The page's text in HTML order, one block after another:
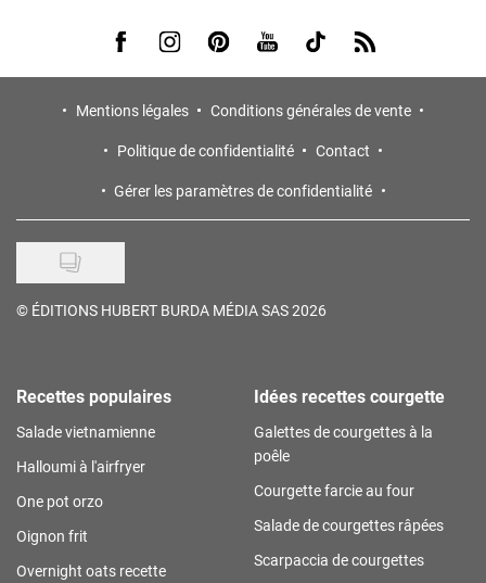
Visit us on Facebook
Visit us on Instagram
Visit us on Pinterest
Visit us on Youtube
Visit us on Tiktok
Visit us on Rss
Mentions légales
Conditions générales de vente
Politique de confidentialité
Contact
Gérer les paramètres de confidentialité
© ÉDITIONS HUBERT BURDA MÉDIA SAS 2026
Recettes populaires
Salade vietnamienne
Halloumi à l'airfryer
One pot orzo
Oignon frit
Overnight oats recette
Idées recettes courgette
Galettes de courgettes à la
poêle
Courgette farcie au four
Salade de courgettes râpées
Scarpaccia de courgettes